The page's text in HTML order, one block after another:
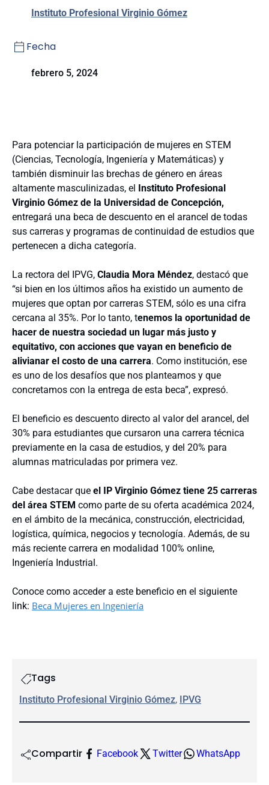
Instituto Profesional Virginio Gómez
Fecha
febrero 5, 2024
Para potenciar la participación de mujeres en STEM
(Ciencias, Tecnología, Ingeniería y Matemáticas) y
también disminuir las brechas de género en áreas
altamente masculinizadas, el Instituto Profesional
Virginio Gómez de la Universidad de Concepción,
entregará una beca de descuento en el arancel de todas
sus carreras y programas de continuidad de estudios que
pertenecen a dicha categoría.
La rectora del IPVG, Claudia Mora Méndez, destacó que
“si bien en los últimos años ha existido un aumento de
mujeres que optan por carreras STEM, sólo es una cifra
cercana al 35%. Por lo tanto, tenemos la oportunidad de
hacer de nuestra sociedad un lugar más justo y
equitativo, con acciones que vayan en beneficio de
alivianar el costo de una carrera. Como institución, ese
es uno de los desafíos que nos planteamos y que
concretamos con la entrega de esta beca”, expresó.
El beneficio es descuento directo al valor del arancel, del
30% para estudiantes que cursaron una carrera técnica
previamente en la casa de estudios, y del 20% para
alumnas matriculadas por primera vez.
Cabe destacar que el IP Virginio Gómez tiene 25 carreras
del área STEM como parte de su oferta académica 2024,
en el ámbito de la mecánica, construcción, electricidad,
logística, química, negocios y tecnología. Además, de su
más reciente carrera en modalidad 100% online,
Ingeniería Industrial.
Conoce como acceder a este beneficio en el siguiente
link: Beca Mujeres en Ingeniería
Tags
Instituto Profesional Virginio Gómez, IPVG
Compartir Facebook Twitter WhatsApp